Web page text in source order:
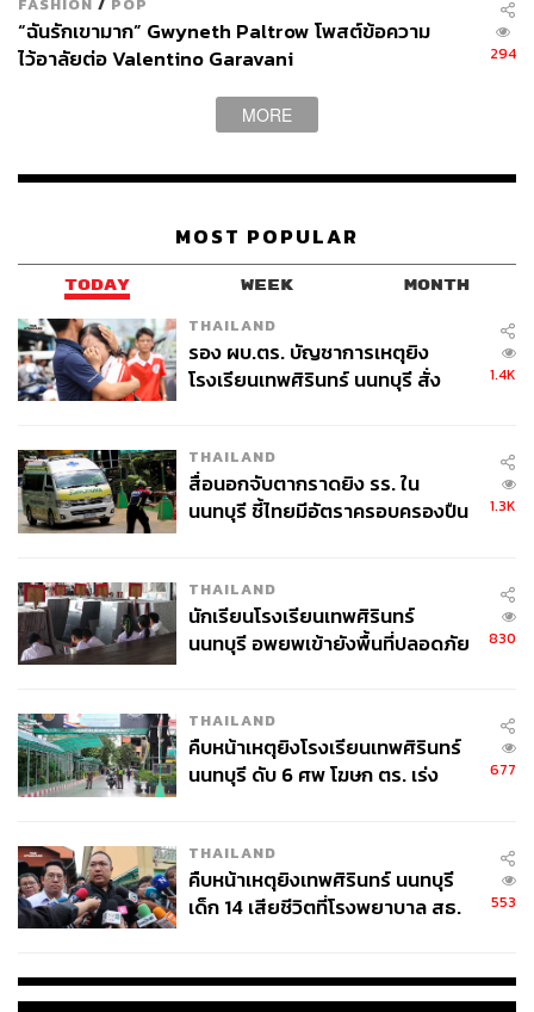
FASHION / POP
“ฉันรักเขามาก” Gwyneth Paltrow โพสต์ข้อความ
ไว้อาลัยต่อ Valentino Garavani
294
MORE
MOST POPULAR
TODAY WEEK MONTH
THAILAND
รอง ผบ.ตร. บัญชาการเหตุยิง
โรงเรียนเทพศิรินทร์ นนทบุรี สั่ง
1.4K
THAILAND
สื่อนอกจับตากราดยิง รร. ใน
นนทบุรี ชี้ไทยมีอัตราครอบครองปืน
1.3K
THAILAND
นักเรียนโรงเรียนเทพศิรินทร์
นนทบุรี อพยพเข้ายังพื้นที่ปลอดภัย
830
THAILAND
คืบหน้าเหตุยิงโรงเรียนเทพศิรินทร์
นนทบุรี ดับ 6 ศพ โฆษก ตร. เร่ง
677
THAILAND
คืบหน้าเหตุยิงเทพศิรินทร์ นนทบุรี
เด็ก 14 เสียชีวิตที่โรงพยาบาล สธ.
553